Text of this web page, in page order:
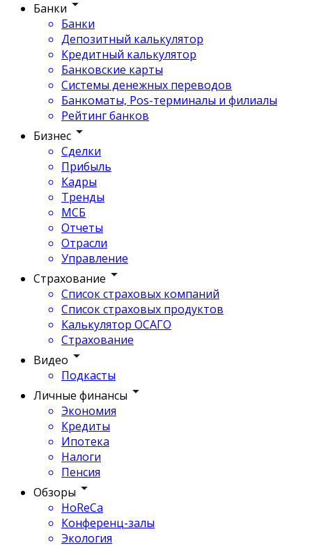
Банки
Банки
Депозитный калькулятор
Кредитный калькулятор
Банковские карты
Системы денежных переводов
Банкоматы, Pos-терминалы и филиалы
Рейтинг банков
Бизнес
Сделки
Прибыль
Кадры
Тренды
МСБ
Отчеты
Отрасли
Управление
Страхование
Список страховых компаний
Список страховых продуктов
Калькулятор ОСАГО
Страхование
Видео
Подкасты
Личные финансы
Экономия
Кредиты
Ипотека
Налоги
Пенсия
Обзоры
HoReCa
Конференц-залы
Экология